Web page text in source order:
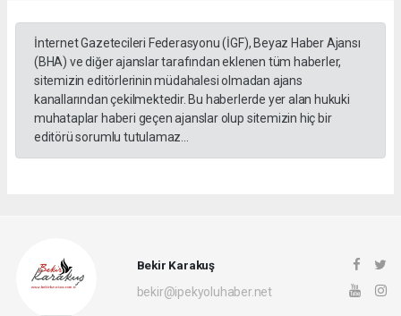
İnternet Gazetecileri Federasyonu (İGF), Beyaz Haber Ajansı
(BHA) ve diğer ajanslar tarafından eklenen tüm haberler,
sitemizin editörlerinin müdahalesi olmadan ajans
kanallarından çekilmektedir. Bu haberlerde yer alan hukuki
muhataplar haberi geçen ajanslar olup sitemizin hiç bir
editörü sorumlu tutulamaz...
Bekir Karakuş
bekir@ipekyoluhaber.net